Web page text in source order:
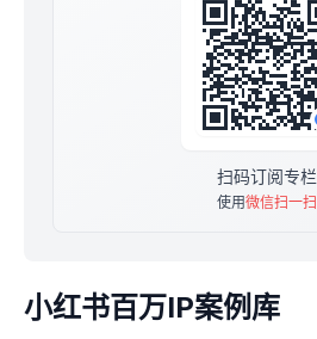
扫码订阅专栏
使用微信扫一扫
小红书百万IP案例库